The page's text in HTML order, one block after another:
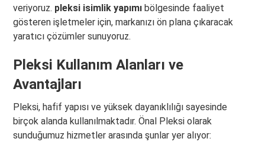
veriyoruz. pleksi isimlik yapımı bölgesinde faaliyet
gösteren işletmeler için, markanızı ön plana çıkaracak
yaratıcı çözümler sunuyoruz.
Pleksi Kullanım Alanları ve
Avantajları
Pleksi, hafif yapısı ve yüksek dayanıklılığı sayesinde
birçok alanda kullanılmaktadır. Önal Pleksi olarak
sunduğumuz hizmetler arasında şunlar yer alıyor: